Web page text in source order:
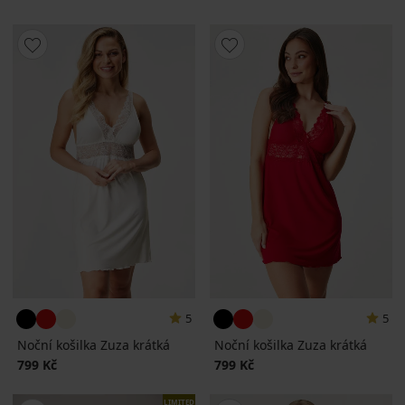
5
Noční košilka Zuza krátká
799 Kč
5
Noční košilka Zuza krátká
799 Kč
LIMITED